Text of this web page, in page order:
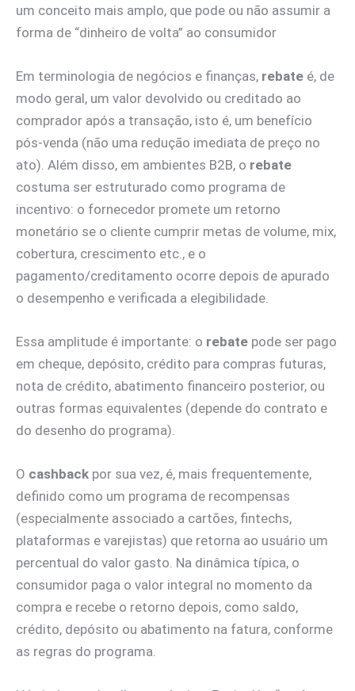
um conceito mais amplo, que pode ou não assumir a
forma de “dinheiro de volta” ao consumidor
Em terminologia de negócios e finanças, rebate é, de
modo geral, um valor devolvido ou creditado ao
comprador após a transação, isto é, um benefício
pós-venda (não uma redução imediata de preço no
ato). Além disso, em ambientes B2B, o rebate
costuma ser estruturado como programa de
incentivo: o fornecedor promete um retorno
monetário se o cliente cumprir metas de volume, mix,
cobertura, crescimento etc., e o
pagamento/creditamento ocorre depois de apurado
o desempenho e verificada a elegibilidade.
Essa amplitude é importante: o rebate pode ser pago
em cheque, depósito, crédito para compras futuras,
nota de crédito, abatimento financeiro posterior, ou
outras formas equivalentes (depende do contrato e
do desenho do programa).
O cashback por sua vez, é, mais frequentemente,
definido como um programa de recompensas
(especialmente associado a cartões, fintechs,
plataformas e varejistas) que retorna ao usuário um
percentual do valor gasto. Na dinâmica típica, o
consumidor paga o valor integral no momento da
compra e recebe o retorno depois, como saldo,
crédito, depósito ou abatimento na fatura, conforme
as regras do programa.